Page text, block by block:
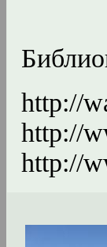
http://
http://
http://